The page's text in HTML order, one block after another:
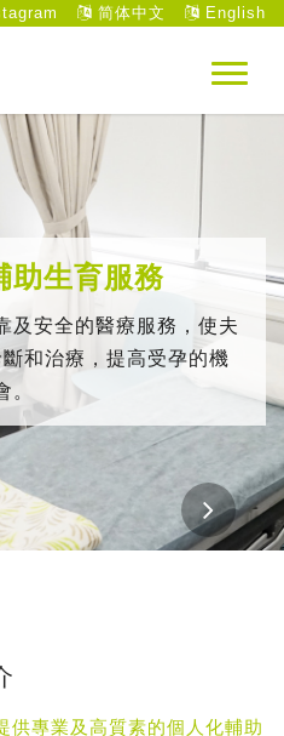
简体中文 English
助生育服務
及安全的醫療服務，使夫
和治療，提高受孕的機
。
供專業及高質素的個人化輔助